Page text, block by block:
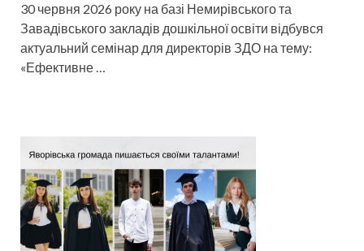
30 червня 2026 року на базі Немирівського та
Завадівського закладів дошкільної освіти відбувся
актуальний семінар для директорів ЗДО на тему:
«Ефективне …